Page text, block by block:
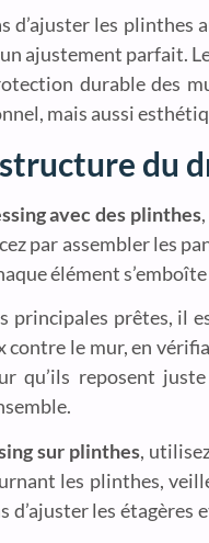
d’ajuster les plinthes
ajustement parfait.
durable des
mais aussi
du
avec des plinthes
par assembler les
élément
principales prêtes, il
contre le mur, en
qu’ils reposent
sur plinthes,
les plinthes,
d’ajuster les